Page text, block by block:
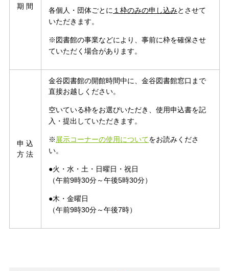
期 間
各個人・団体ごとに １枠のみの申し込みとさせて
いただきます。
※図書館の事業などにより、事前に枠を確保させ
ていただく場合があります。
申 込
方 法
金谷図書館の開館時間中に、金谷図書館窓口まで
直接お越しください。
空いている枠をお選びいただき、使用申込書を記
入・提出していただきます。
※展示コーナーの使用についてをお読みくださ
い。
●火・水・土・日曜日・祝日
（午前9時30分～午後5時30分）
●木・金曜日
（午前9時30分～午後7時）